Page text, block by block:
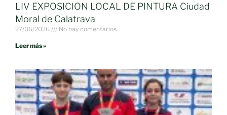
LIV EXPOSICION LOCAL DE PINTURA Ciudad
Moral de Calatrava
27/06/2026 No hay comentarios
Leer más »